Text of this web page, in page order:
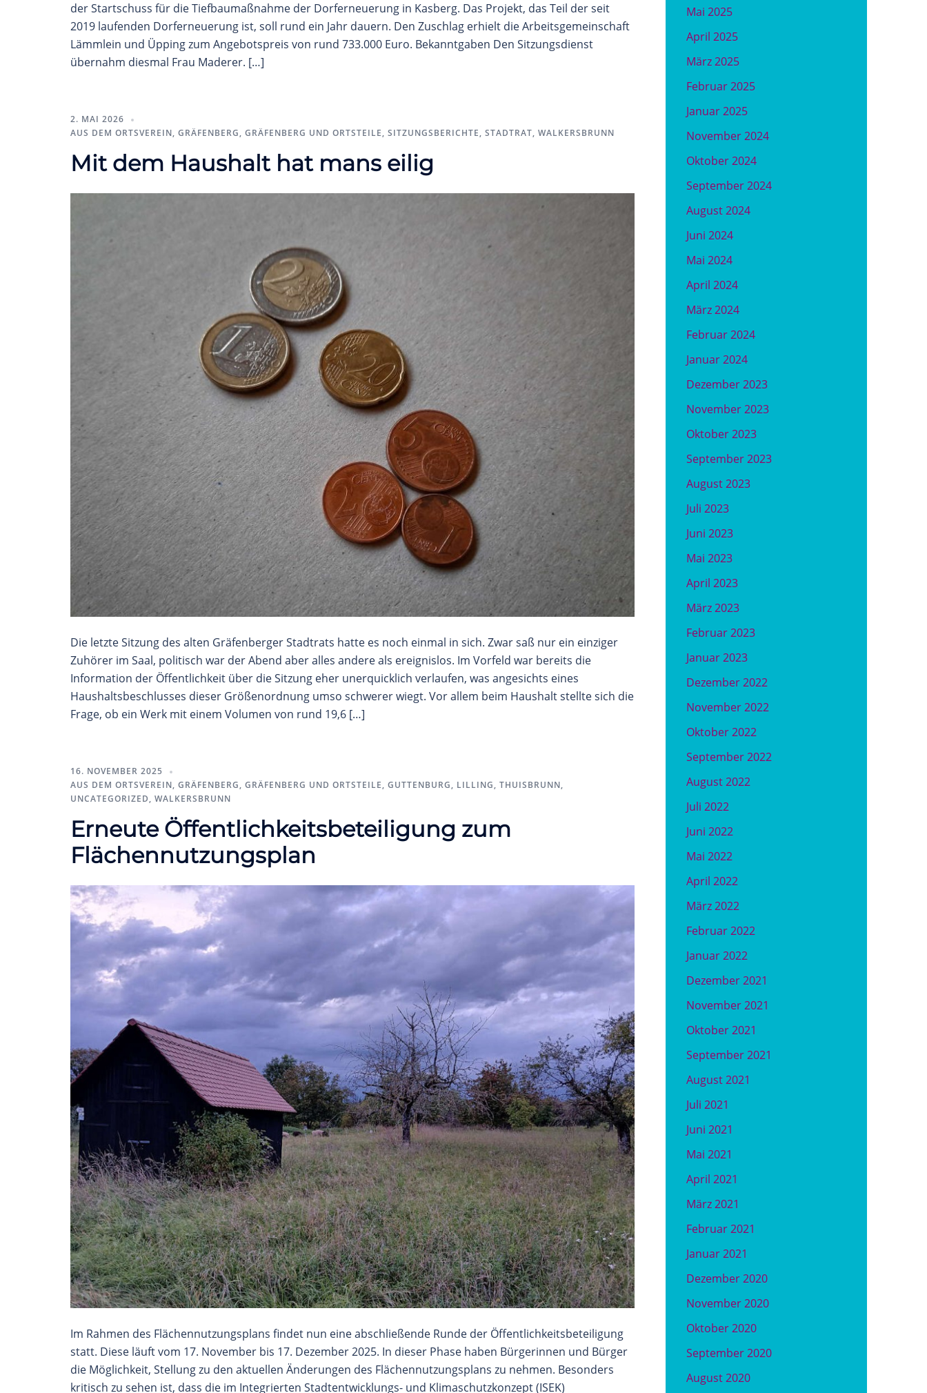
der Startschuss für die Tiefbaumaßnahme der Dorferneuerung in Kasberg. Das Projekt, das Teil der seit
2019 laufenden Dorferneuerung ist, soll rund ein Jahr dauern. Den Zuschlag erhielt die Arbeitsgemeinschaft
Lämmlein und Üpping zum Angebotspreis von rund 733.000 Euro. Bekanntgaben Den Sitzungsdienst
übernahm diesmal Frau Maderer. […]
2. MAI 2026
AUS DEM ORTSVEREIN, GRÄFENBERG, GRÄFENBERG UND ORTSTEILE, SITZUNGSBERICHTE, STADTRAT, WALKERSBRUNN
Mit dem Haushalt hat mans eilig
Die letzte Sitzung des alten Gräfenberger Stadtrats hatte es noch einmal in sich. Zwar saß nur ein einziger
Zuhörer im Saal, politisch war der Abend aber alles andere als ereignislos. Im Vorfeld war bereits die
Information der Öffentlichkeit über die Sitzung eher unerquicklich verlaufen, was angesichts eines
Haushaltsbeschlusses dieser Größenordnung umso schwerer wiegt. Vor allem beim Haushalt stellte sich die
Frage, ob ein Werk mit einem Volumen von rund 19,6 […]
16. NOVEMBER 2025
AUS DEM ORTSVEREIN, GRÄFENBERG, GRÄFENBERG UND ORTSTEILE, GUTTENBURG, LILLING, THUISBRUNN,
UNCATEGORIZED, WALKERSBRUNN
Erneute Öffentlichkeitsbeteiligung zum
Flächennutzungsplan
Im Rahmen des Flächennutzungsplans findet nun eine abschließende Runde der Öffentlichkeitsbeteiligung
statt. Diese läuft vom 17. November bis 17. Dezember 2025. In dieser Phase haben Bürgerinnen und Bürger
die Möglichkeit, Stellung zu den aktuellen Änderungen des Flächennutzungsplans zu nehmen. Besonders
kritisch zu sehen ist, dass die im Integrierten Stadtentwicklungs- und Klimaschutzkonzept (ISEK)
Mai 2025
April 2025
März 2025
Februar 2025
Januar 2025
November 2024
Oktober 2024
September 2024
August 2024
Juni 2024
Mai 2024
April 2024
März 2024
Februar 2024
Januar 2024
Dezember 2023
November 2023
Oktober 2023
September 2023
August 2023
Juli 2023
Juni 2023
Mai 2023
April 2023
März 2023
Februar 2023
Januar 2023
Dezember 2022
November 2022
Oktober 2022
September 2022
August 2022
Juli 2022
Juni 2022
Mai 2022
April 2022
März 2022
Februar 2022
Januar 2022
Dezember 2021
November 2021
Oktober 2021
September 2021
August 2021
Juli 2021
Juni 2021
Mai 2021
April 2021
März 2021
Februar 2021
Januar 2021
Dezember 2020
November 2020
Oktober 2020
September 2020
August 2020